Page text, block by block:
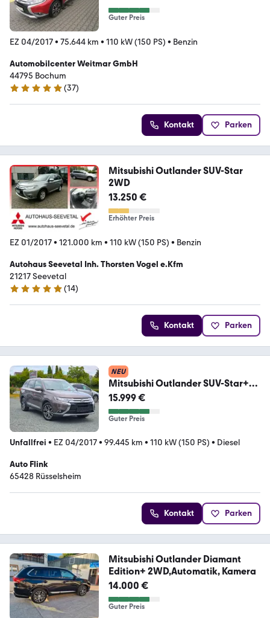
Guter Preis
EZ 04/2017• 75.644 km • 110 kW (150 PS) • Benzin
Automobilcenter Weitmar GmbH
44795 Bochum
4.8 Sterne
(37)
Kontakt Parken
Mitsubishi Outlander SUV-Star
2WD
13.250 €
Erhöhter Preis
EZ 01/2017• 121.000 km • 110 kW (150 PS) • Benzin
Autohaus Seevetal Inh. Thorsten Vogel e.Kfm
21217 Seevetal
5 Sterne
(14)
Kontakt Parken
NEU
Mitsubishi Outlander SUV-Star+
4WD (NAVI/RKAMERA/LED/AHK)
15.999 €
Guter Preis
Unfallfrei • EZ 04/2017• 99.445 km • 110 kW (150 PS) • Diesel
Auto Flink
65428 Rüsselsheim
Kontakt Parken
Mitsubishi Outlander Diamant
Edition+ 2WD,Automatik, Kamera
14.000 €
Guter Preis